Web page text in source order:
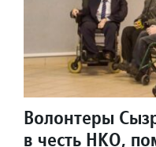
Волонтеры
в честь НКО,